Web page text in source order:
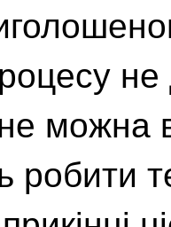
не
робити